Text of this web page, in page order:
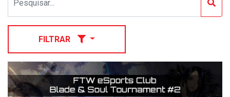
FILTRAR